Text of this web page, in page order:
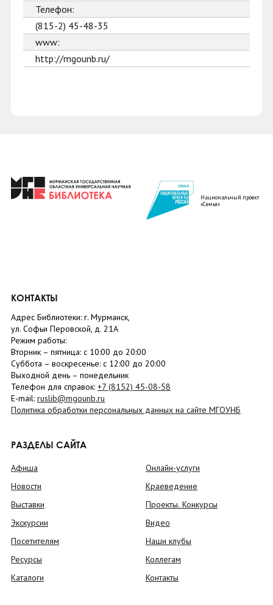
Телефон:
(815-2) 45-48-35
www:
http://mgounb.ru/
Национальный проект
«Семья»
КОНТАКТЫ
Адрес Библиотеки: г. Мурманск,
ул. Софьи Перовской, д. 21А
Режим работы:
Вторник – пятница: с 10:00 до 20:00
Суббота – воскресенье: c 12:00 до 20:00
Выходной день – понедельник
Телефон для справок: +7 (8152) 45-08-58
E-mail: ruslib@mgounb.ru
Политика обработки персональных данных на сайте МГОУНБ
РАЗДЕЛЫ САЙТА
Афиша
Новости
Выставки
Экскурсии
Посетителям
Ресурсы
Каталоги
Онлайн-услуги
Краеведение
Проекты. Конкурсы
Видео
Наши клубы
Коллегам
Контакты